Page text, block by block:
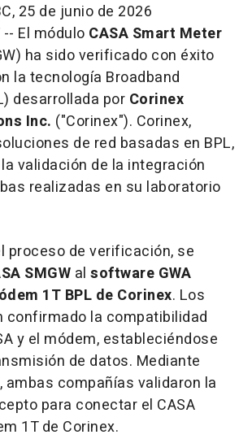
, 25 de junio de 2026
El módulo CASA Smart Meter
ha sido verificado con éxito
la tecnología Broadband
desarrollada por Corinex
Inc. ("Corinex"). Corinex,
de red basadas en BPL,
validación de la integración
realizadas en su laboratorio
proceso de verificación, se
SMGW al software GWA
1T BPL de Corinex. Los
confirmado la compatibilidad
y el módem, estableciéndose
de datos. Mediante
ambas compañías validaron la
para conectar el CASA
1T de Corinex.